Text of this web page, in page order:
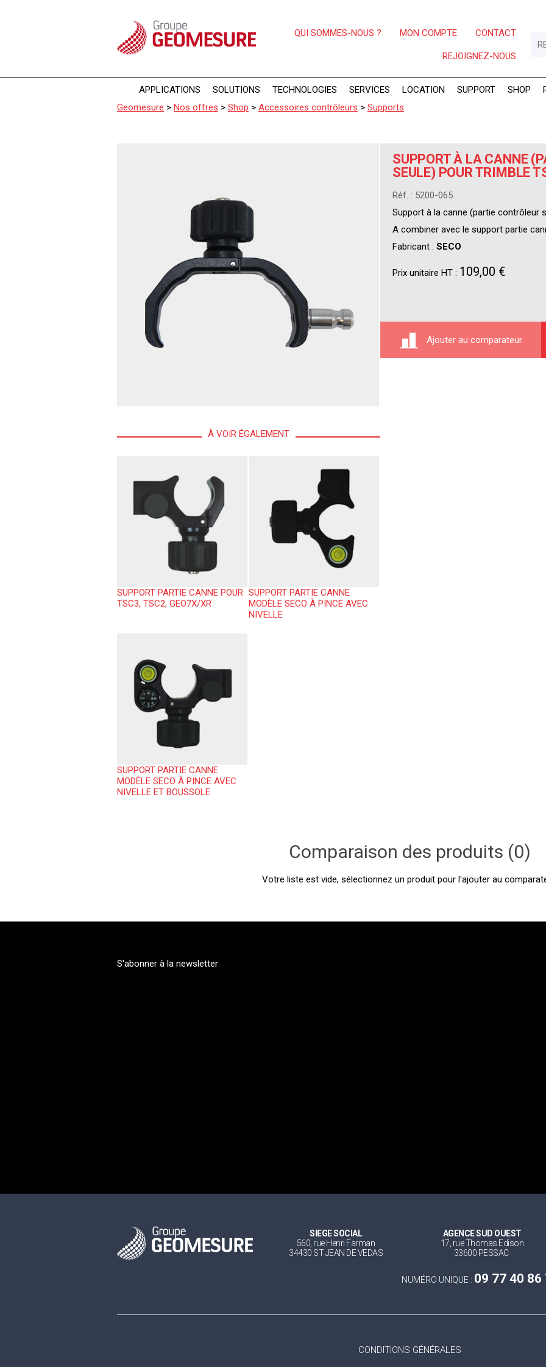
QUI SOMMES-NOUS ? MON COMPTE CONTACT
REJOIGNEZ-NOUS
APPLICATIONS SOLUTIONS TECHNOLOGIES SERVICES LOCATION SUPPORT SHOP
Geomesure > Nos offres > Shop > Accessoires contrôleurs > Supports
SUPPORT À LA CANNE
SEULE) POUR TRIMBLE
Réf. : 5200-065
Support à la canne (partie contrôleur
A combiner avec le support partie
Fabricant : SECO
Prix unitaire HT : 109,00 €
Ajouter au comparateur
À VOIR ÉGALEMENT
SUPPORT PARTIE CANNE POUR
TSC3, TSC2, GEO7X/XR
SUPPORT PARTIE CANNE
MODÈLE SECO À PINCE AVEC
NIVELLE
SUPPORT PARTIE CANNE
MODÈLE SECO À PINCE AVEC
NIVELLE ET BOUSSOLE
Comparaison des produits (0)
Votre liste est vide, sélectionnez un produit pour l'ajouter au
S'abonner à la newsletter
SIEGE SOCIAL
560, rue Henri Farman
34430 ST JEAN DE VEDAS
AGENCE SUD OUEST
17, rue Thomas Edison
33600 PESSAC
NUMÉRO UNIQUE : 09 77 40 86
CONDITIONS GÉNÉRALES